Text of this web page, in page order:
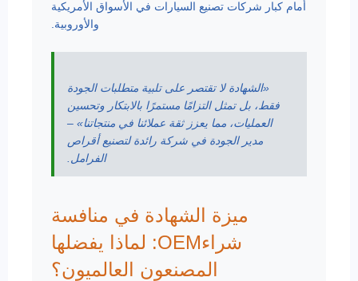
أمام كبار شركات تصنيع السيارات في الأسواق الأمريكية
والأوروبية.
«الشهادة لا تقتصر على تلبية متطلبات الجودة
فقط، بل تمثل التزامًا مستمرًا بالابتكار وتحسين
العمليات، مما يعزز ثقة عملائنا في منتجاتنا» –
مدير الجودة في شركة رائدة لتصنيع أقراص
الفرامل.
ميزة الشهادة في منافسة
شراءOEM: لماذا يفضلها
المصنعون العالميون؟